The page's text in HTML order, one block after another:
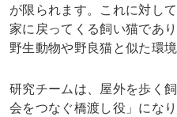
が限られます。これに対し
家に戻ってくる飼い猫であ
野生動物や野良猫と似た環
研究チームは、屋外を歩く
会をつなぐ橋渡し役」にな